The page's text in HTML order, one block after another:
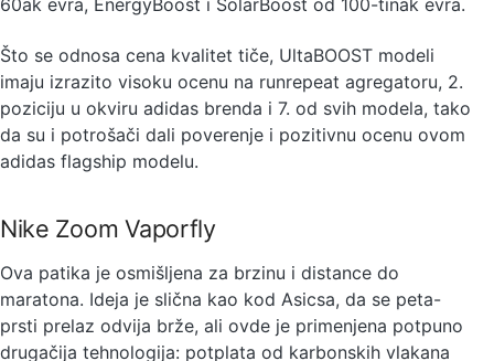
60ak evra, EnergyBoost i SolarBoost od 100-tinak evra.
Što se odnosa cena kvalitet tiče, UltaBOOST modeli
imaju izrazito visoku ocenu na runrepeat agregatoru, 2.
poziciju u okviru adidas brenda i 7. od svih modela, tako
da su i potrošači dali poverenje i pozitivnu ocenu ovom
adidas flagship modelu.
Nike Zoom Vaporfly
Ova patika je osmišljena za brzinu i distance do
maratona. Ideja je slična kao kod Asicsa, da se peta-
prsti prelaz odvija brže, ali ovde je primenjena potpuno
drugačija tehnologija: potplata od karbonskih vlakana